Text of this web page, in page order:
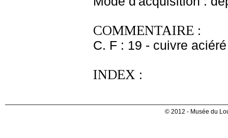
COMMENTAIRE :
C. F : 19 - cuivre aciéré
INDEX :
© 2012 - Musée du